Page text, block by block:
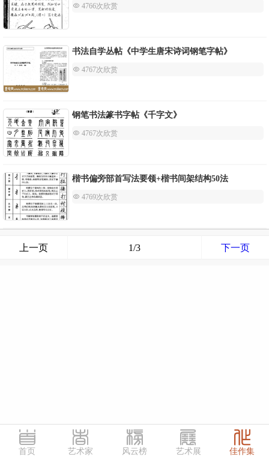
 4766次欣赏
书法自学丛帖《中学生唐宋诗词钢笔字帖》
 4767次欣赏
钢笔书法篆书字帖《千字文》
 4767次欣赏
楷书偏旁部首写法要领+楷书间架结构50法
 4769次欣赏
上一页 1/3 下一页
首页 艺术家 风云榜 艺术展 佳作集